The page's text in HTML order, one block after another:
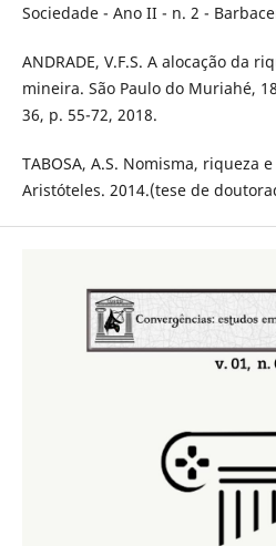
Sociedade - Ano II - n. 2 -
ANDRADE, V.F.S. A alocação da
mineira. São Paulo do Muriahé,
36, p. 55-72, 2018.
TABOSA, A.S. Nomisma, riqueza
Aristóteles. 2014.(tese de